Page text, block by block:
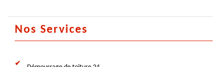
Nos Services